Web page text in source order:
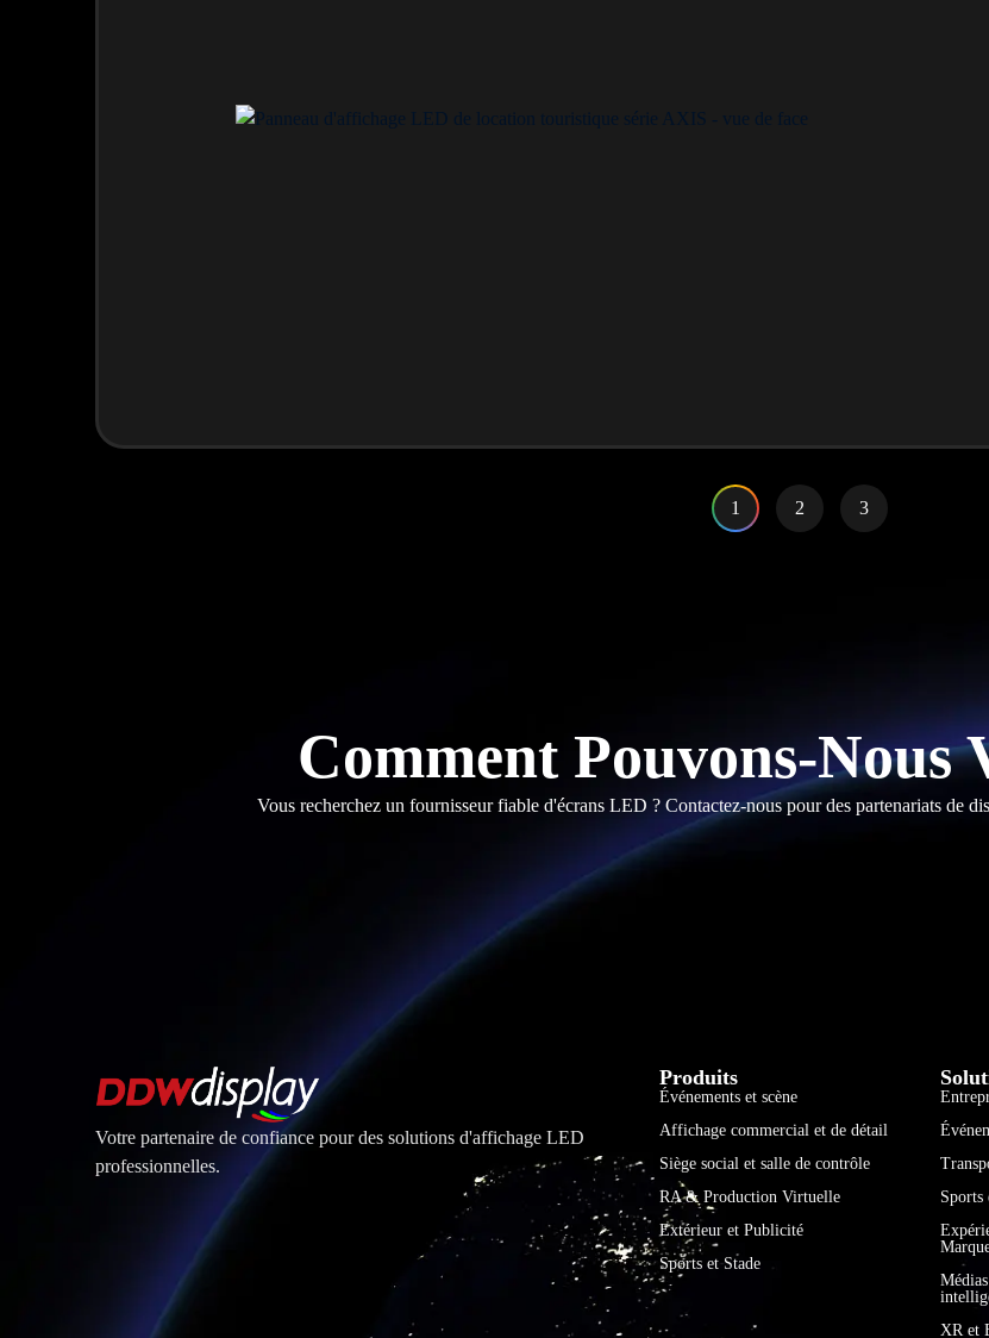
1 2 3
Comment Pouvons-Nous
Vous recherchez un fournisseur fiable d'écrans LED ? Contactez-nous pour des partenariats de
Votre partenaire de confiance pour des solutions d'affichage LED
professionnelles.
Produits
Événements et scène
Affichage commercial et de détail
Siège social et salle de contrôle
RA & Production Virtuelle
Extérieur et Publicité
Sports et Stade
Sports
XR et